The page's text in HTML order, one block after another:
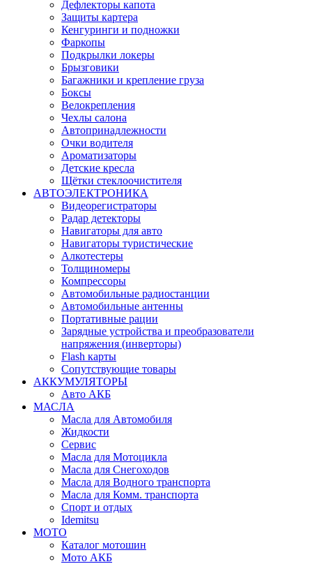
Дефлекторы капота
Защиты картера
Кенгуринги и подножки
Фаркопы
Подкрылки локеры
Брызговики
Багажники и крепление груза
Боксы
Велокрепления
Чехлы салона
Автопринадлежности
Очки водителя
Ароматизаторы
Детские кресла
Щётки стеклоочистителя
АВТОЭЛЕКТРОНИКА
Видеорегистраторы
Радар детекторы
Навигаторы для авто
Навигаторы туристические
Алкотестеры
Толщиномеры
Компрессоры
Автомобильные радиостанции
Автомобильные антенны
Портативные рации
Зарядные устройства и преобразователи
напряжения (инверторы)
Flash карты
Сопутствующие товары
АККУМУЛЯТОРЫ
Авто АКБ
МАСЛА
Масла для Автомобиля
Жидкости
Сервис
Масла для Мотоцикла
Масла для Снегоходов
Масла для Водного транспорта
Масла для Комм. транспорта
Спорт и отдых
Idemitsu
МОТО
Каталог мотошин
Мото АКБ